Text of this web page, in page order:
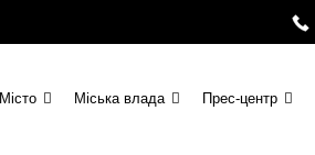
Місто Міська влада Прес-центр